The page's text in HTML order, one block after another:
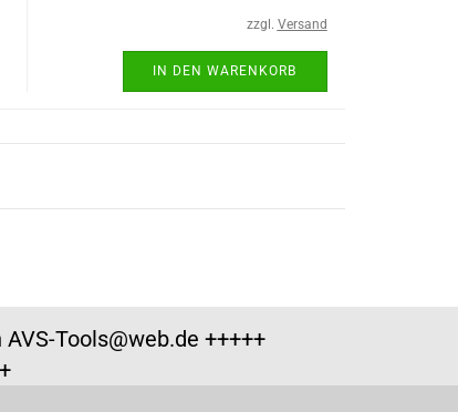
zzgl. Versand
IN DEN WARENKORB
Tools@web.de +++++